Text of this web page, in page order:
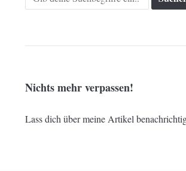
for:
Nichts mehr verpassen!
Lass dich über meine Artikel